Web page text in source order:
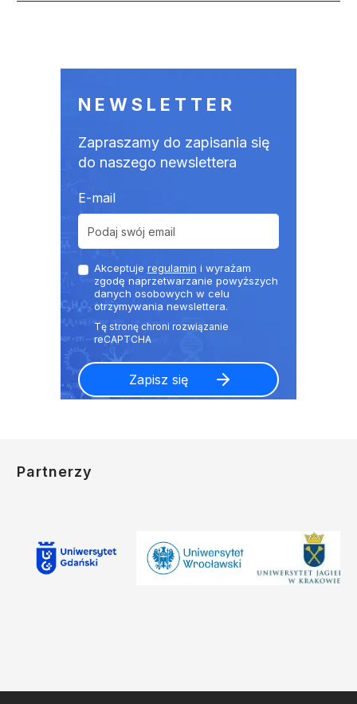
NEWSLETTER
Zapraszamy do zapisania się
do naszego newslettera
E-mail
Akceptuje regulamin i wyrażam
zgodę naprzetwarzanie powyższych
danych osobowych w celu
otrzymywania newslettera.
Partnerzy